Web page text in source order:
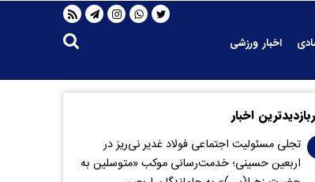
اخبار ورزشی
اخبار
تجلی مسئولیت اجتماعی فولاد غدیر نی‌ریز در
اربعین حسینی؛ خدمت‌رسانی موکب «متوسلین به